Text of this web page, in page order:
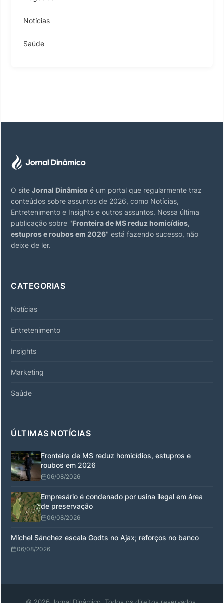
Notícias
Saúde
O site Jornal Dinâmico é um portal que regularmente traz
conteúdos sobre assuntos de 2026, como Notícias,
Entretenimento e Insights e outros assuntos. Nossa última
publicação sobre "Fronteira de MS reduz homicídios,
estupros e roubos em 2026" está fazendo sucesso, não
deixe de ler.
CATEGORIAS
Notícias
Entretenimento
Insights
Marketing
Saúde
ÚLTIMAS NOTÍCIAS
Fronteira de MS reduz homicídios, estupros e
roubos em 2026
06/08/2026
Empresário é condenado por usina ilegal em área
de preservação
06/08/2026
Míchel Sánchez escala Godts no Ajax; reforços no banco
06/08/2026